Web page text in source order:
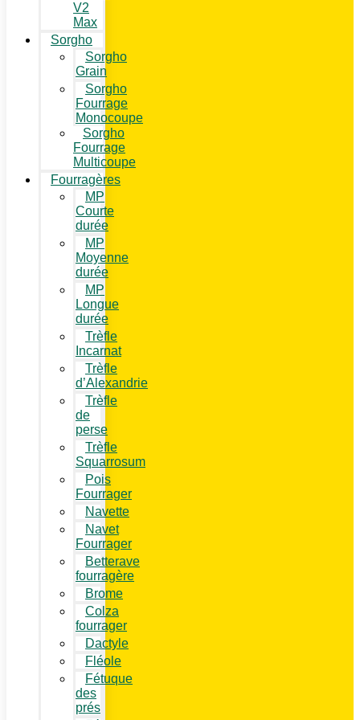
V2
Max
Sorgho
Sorgho
Grain
Sorgho
Fourrage
Monocoupe
Sorgho
Fourrage
Multicoupe
Fourragères
MP
Courte
durée
MP
Moyenne
durée
MP
Longue
durée
Trèfle
Incarnat
Trèfle
d’Alexandrie
Trèfle
de
perse
Trèfle
Squarrosum
Pois
Fourrager
Navette
Navet
Fourrager
Betterave
fourragère
Brome
Colza
fourrager
Dactyle
Fléole
Fétuque
des
prés